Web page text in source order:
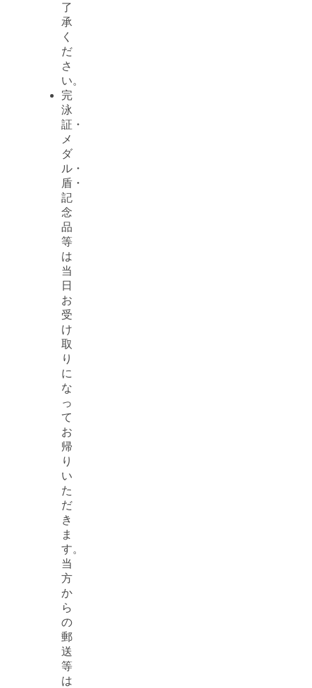
了
承
く
だ
さ
い。
完
泳
証・
メ
ダ
ル・
盾・
記
念
品
等
は
当
日
お
受
け
取
り
に
な
っ
て
お
帰
り
い
た
だ
き
ま
す。
当
方
か
ら
の
郵
送
等
は